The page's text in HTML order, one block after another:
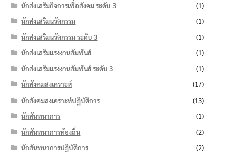
นักส่งเสริมกิจการเพื่อสังคม ระดับ 3
(1)
นักส่งเสริมนวัตกรรม
(1)
นักส่งเสริมนวัตกรรม ระดับ 3
(1)
นักส่งเสริมแรงงานสัมพันธ์
(1)
นักส่งเสริมแรงงานสัมพันธ์ ระดับ 3
(1)
นักสังคมสงเคราะห์
(17)
นักสังคมสงเคราะห์ปฏิบัติการ
(13)
นักสันทนาการ
(1)
นักสันทนาการท้องถิ่น
(2)
นักสันทนาการปฏิบัติการ
(2)